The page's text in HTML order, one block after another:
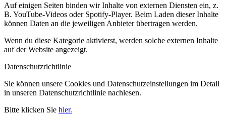
Auf einigen Seiten binden wir Inhalte von externen Diensten ein, z.
B. YouTube-Videos oder Spotify-Player. Beim Laden dieser Inhalte
können Daten an die jeweiligen Anbieter übertragen werden.
Wenn du diese Kategorie aktivierst, werden solche externen Inhalte
auf der Website angezeigt.
Datenschutzrichtlinie
Sie können unsere Cookies und Datenschutzeinstellungen im Detail
in unseren Datenschutzrichtlinie nachlesen.
Bitte klicken Sie hier.